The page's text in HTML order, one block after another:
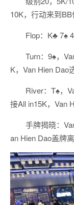
10K，行动来到BB
Flop：K♣ 7♠
Turn：9♠，
K，Van Hien Dao
River：T♠，
接All in15K，Van
手牌揭晓：
an Hien Dao盖牌